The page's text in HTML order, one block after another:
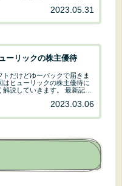
じーぴー01注文していた「山
2023.05.31
ューリックの株主優待
トだけどゆーパックで届きま
はヒューリックの株主優待に
解説していきます。 最新記事
株主優待 配当金 売上・営
2023.03.06